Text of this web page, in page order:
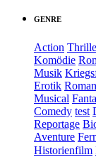
GENRE
Action
Komödie
Musik
Erotik
Musical
Comedy test
Reportage
Aventure
Historienfilm